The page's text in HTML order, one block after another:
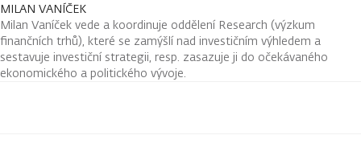
MILAN VANÍČEK
Milan Vaníček vede a koordinuje oddělení Research (výzkum
finančních trhů), které se zamýšlí nad investičním výhledem a
sestavuje investiční strategii, resp. zasazuje ji do očekávaného
ekonomického a politického vývoje.